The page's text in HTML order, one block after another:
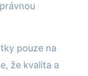
pouze na
že kvalita a